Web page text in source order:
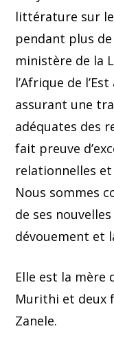
littérature sur le
pendant plus
ministère de la
l’Afrique de
assurant une
adéquates des
fait preuve
relationnelles
Nous sommes
de ses
dévouement et
Elle est la mère
Murithi et deux
Zanele.